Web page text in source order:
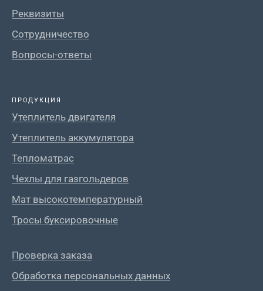
Реквизиты
Сотрудничество
Вопросы-ответы
ПРОДУКЦИЯ
Утеплитель двигателя
Утеплитель аккумулятора
Тепломатрас
Чехлы для газгольдеров
Мат высокотемпературный
Тросы буксировочные
Проверка заказа
Обработка персональных данных